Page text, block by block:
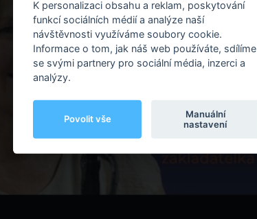
K personalizaci obsahu a reklam, poskytování
funkcí sociálních médií a analýze naší
návštěvnosti využíváme soubory cookie.
Informace o tom, jak náš web používáte, sdílíme
se svými partnery pro sociální média, inzerci a
analýzy.
Povolit vše
Manuální
nastavení